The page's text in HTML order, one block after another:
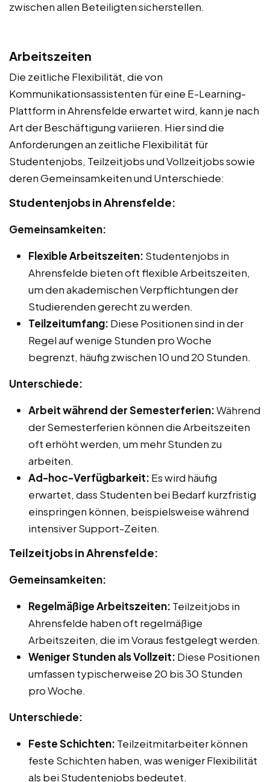
zwischen allen Beteiligten sicherstellen.
Arbeitszeiten
Die zeitliche Flexibilität, die von
Kommunikationsassistenten für eine E-Learning-
Plattform in Ahrensfelde erwartet wird, kann je nach
Art der Beschäftigung variieren. Hier sind die
Anforderungen an zeitliche Flexibilität für
Studentenjobs, Teilzeitjobs und Vollzeitjobs sowie
deren Gemeinsamkeiten und Unterschiede:
Studentenjobs in Ahrensfelde:
Gemeinsamkeiten:
Flexible Arbeitszeiten: Studentenjobs in
Ahrensfelde bieten oft flexible Arbeitszeiten,
um den akademischen Verpflichtungen der
Studierenden gerecht zu werden.
Teilzeitumfang: Diese Positionen sind in der
Regel auf wenige Stunden pro Woche
begrenzt, häufig zwischen 10 und 20 Stunden.
Unterschiede:
Arbeit während der Semesterferien:Während
der Semesterferien können die Arbeitszeiten
oft erhöht werden, um mehr Stunden zu
arbeiten.
Ad-hoc-Verfügbarkeit: Es wird häufig
erwartet, dass Studenten bei Bedarf kurzfristig
einspringen können, beispielsweise während
intensiver Support-Zeiten.
Teilzeitjobs in Ahrensfelde:
Gemeinsamkeiten:
Regelmäßige Arbeitszeiten: Teilzeitjobs in
Ahrensfelde haben oft regelmäßige
Arbeitszeiten, die im Voraus festgelegt werden.
Weniger Stunden als Vollzeit: Diese Positionen
umfassen typischerweise 20 bis 30 Stunden
pro Woche.
Unterschiede:
Feste Schichten: Teilzeitmitarbeiter können
feste Schichten haben, was weniger Flexibilität
als bei Studentenjobs bedeutet.